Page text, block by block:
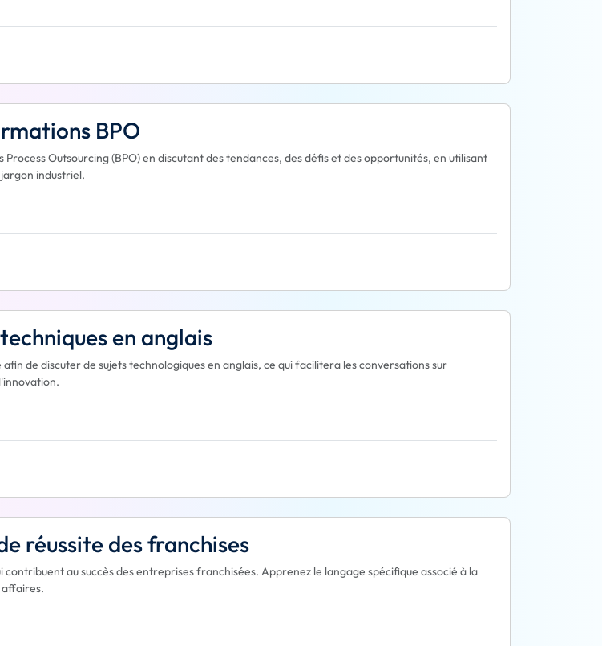
BPO
Process Outsourcing (BPO) en discutant des tendances, des défis et des opportunités, en utilisant
industriel.
en anglais
de discuter de sujets technologiques en anglais, ce qui facilitera les conversations sur
réussite des franchises
contribuent au succès des entreprises franchisées. Apprenez le langage spécifique associé à la
affaires.